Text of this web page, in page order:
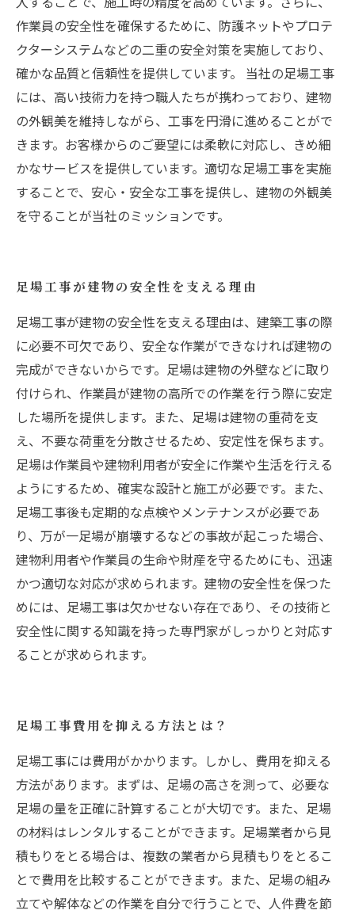
作業員の安全性を確保するために、防護ネットやプロテ
クターシステムなどの二重の安全対策を実施しており、
確かな品質と信頼性を提供しています。 当社の足場工事
には、高い技術力を持つ職人たちが携わっており、建物
の外観美を維持しながら、工事を円滑に進めることがで
きます。お客様からのご要望には柔軟に対応し、きめ細
かなサービスを提供しています。適切な足場工事を実施
することで、安心・安全な工事を提供し、建物の外観美
を守ることが当社のミッションです。
足場工事が建物の安全性を支える理由
足場工事が建物の安全性を支える理由は、建築工事の際
に必要不可欠であり、安全な作業ができなければ建物の
完成ができないからです。足場は建物の外壁などに取り
付けられ、作業員が建物の高所での作業を行う際に安定
した場所を提供します。また、足場は建物の重荷を支
え、不要な荷重を分散させるため、安定性を保ちます。
足場は作業員や建物利用者が安全に作業や生活を行える
ようにするため、確実な設計と施工が必要です。また、
足場工事後も定期的な点検やメンテナンスが必要であ
り、万が一足場が崩壊するなどの事故が起こった場合、
建物利用者や作業員の生命や財産を守るためにも、迅速
かつ適切な対応が求められます。建物の安全性を保つた
めには、足場工事は欠かせない存在であり、その技術と
安全性に関する知識を持った専門家がしっかりと対応す
ることが求められます。
足場工事費用を抑える方法とは？
足場工事には費用がかかります。しかし、費用を抑える
方法があります。まずは、足場の高さを測って、必要な
足場の量を正確に計算することが大切です。また、足場
の材料はレンタルすることができます。足場業者から見
積もりをとる場合は、複数の業者から見積もりをとるこ
とで費用を比較することができます。また、足場の組み
立てや解体などの作業を自分で行うことで、人件費を節